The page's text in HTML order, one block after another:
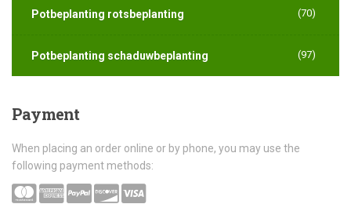
Potbeplanting rotsbeplanting (70)
Potbeplanting schaduwbeplanting (97)
Payment
When placing an order online or by phone, you may use the
following payment methods: